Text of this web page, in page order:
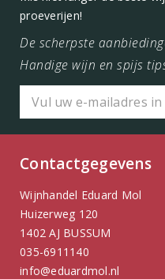
proeverijen!
De scherpste
Handige wijn en spijs
Contactgegevens
Wijnhandel Eduard Mol
Huizerweg 120
1402 AJ BUSSUM
035-6911140
info@eduardmol.nl